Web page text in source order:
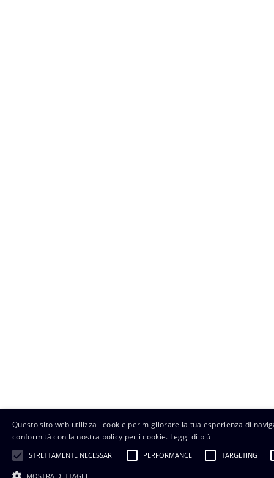
Questo sito web utilizza i cookie per migliorare la tua esperienza di
conformità con la nostra policy per i cookie. Leggi di più
STRETTAMENTE NECESSARI PERFORMANCE TARGETING
MOSTRA DETTAGLI